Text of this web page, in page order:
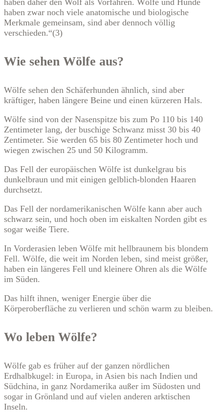
haben zwar noch viele anatomische und biologische
Merkmale gemeinsam, sind aber dennoch völlig
verschieden.“(3)
Wie sehen Wölfe aus?
Wölfe sehen den Schäferhunden ähnlich, sind aber
kräftiger, haben längere Beine und einen kürzeren Hals.
Wölfe sind von der Nasenspitze bis zum Po 110 bis 140
Zentimeter lang, der buschige Schwanz misst 30 bis 40
Zentimeter. Sie werden 65 bis 80 Zentimeter hoch und
wiegen zwischen 25 und 50 Kilogramm.
Das Fell der europäischen Wölfe ist dunkelgrau bis
dunkelbraun und mit einigen gelblich-blonden Haaren
durchsetzt.
Das Fell der nordamerikanischen Wölfe kann aber auch
schwarz sein, und hoch oben im eiskalten Norden gibt es
sogar weiße Tiere.
In Vorderasien leben Wölfe mit hellbraunem bis blondem
Fell. Wölfe, die weit im Norden leben, sind meist größer,
haben ein längeres Fell und kleinere Ohren als die Wölfe
im Süden.
Das hilft ihnen, weniger Energie über die
Körperoberfläche zu verlieren und schön warm zu bleiben.
Wo leben Wölfe?
Wölfe gab es früher auf der ganzen nördlichen
Erdhalbkugel: in Europa, in Asien bis nach Indien und
Südchina, in ganz Nordamerika außer im Südosten und
sogar in Grönland und auf vielen anderen arktischen
Inseln.